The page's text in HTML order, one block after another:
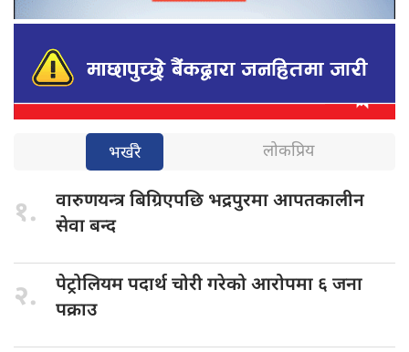
भर्खरै लोकप्रिय
१. वारुणयन्त्र बिग्रिएपछि भद्रपुरमा आपतकालीन
सेवा बन्द
२. पेट्रोलियम पदार्थचोरी गरेको आरोपमा ६ जना
पक्राउ